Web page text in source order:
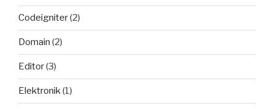
Codeigniter(2)
Domain (2)
Editor(3)
Elektronik(1)